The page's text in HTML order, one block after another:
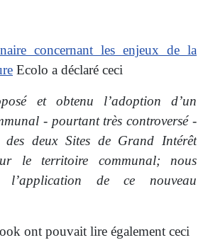
concernant les enjeux de la
Ecolo a déclaré ceci
et obtenu l’adoption d’un
- pourtant très controversé -
des deux Sites de Grand Intérêt
le territoire communal; nous
l’application de ce nouveau
ont pouvait lire également ceci